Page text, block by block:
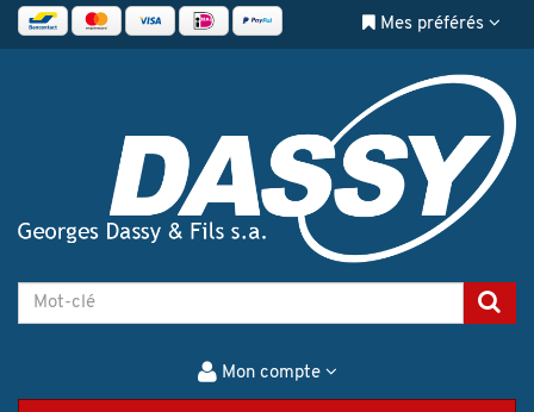
Mes préférés
Mon compte